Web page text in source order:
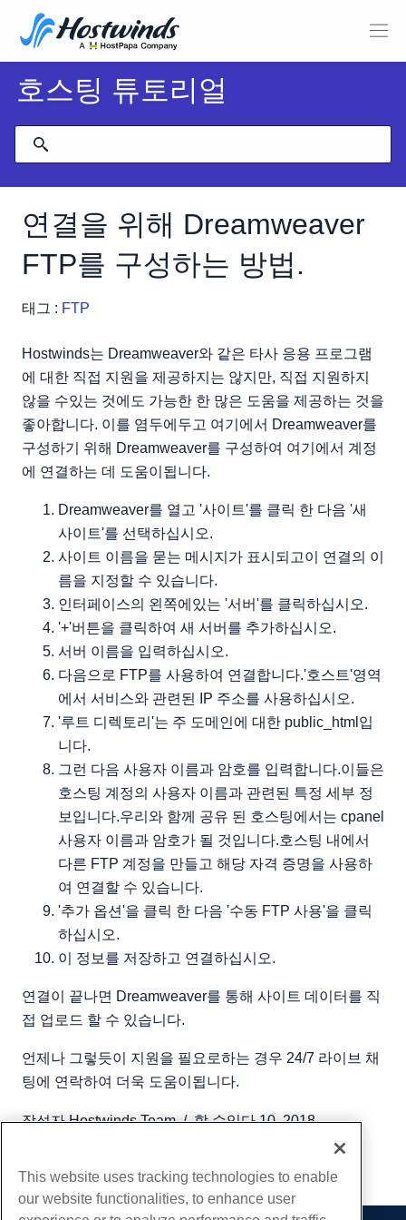
호스팅 튜토리얼
연결을 위해 Dreamweaver
FTP를 구성하는 방법.
태그 : FTP
Hostwinds는 Dreamweaver와 같은 타사 응용 프로그램
에 대한 직접 지원을 제공하지는 않지만, 직접 지원하지
않을 수있는 것에도 가능한 한 많은 도움을 제공하는 것을
좋아합니다. 이를 염두에두고 여기에서 Dreamweaver를
구성하기 위해 Dreamweaver를 구성하여 여기에서 계정
에 연결하는 데 도움이됩니다.
Dreamweaver를 열고 '사이트'를 클릭 한 다음 '새
사이트'를 선택하십시오.
사이트 이름을 묻는 메시지가 표시되고이 연결의 이
름을 지정할 수 있습니다.
인터페이스의 왼쪽에있는 '서버'를 클릭하십시오.
'+'버튼을 클릭하여 새 서버를 추가하십시오.
서버 이름을 입력하십시오.
다음으로 FTP를 사용하여 연결합니다.'호스트'영역
에서 서비스와 관련된 IP 주소를 사용하십시오.
'루트 디렉토리'는 주 도메인에 대한 public_html입
니다.
그런 다음 사용자 이름과 암호를 입력합니다.이들은
호스팅 계정의 사용자 이름과 관련된 특정 세부 정
보입니다.우리와 함께 공유 된 호스팅에서는 cpanel
사용자 이름과 암호가 될 것입니다.호스팅 내에서
다른 FTP 계정을 만들고 해당 자격 증명을 사용하
여 연결할 수 있습니다.
'추가 옵션'을 클릭 한 다음 '수동 FTP 사용'을 클릭
하십시오.
이 정보를 저장하고 연결하십시오.
연결이 끝나면 Dreamweaver를 통해 사이트 데이터를 직
접 업로드 할 수 있습니다.
언제나 그렇듯이 지원을 필요로하는 경우 24/7 라이브 채
팅에 연락하여 더욱 도움이됩니다.
작성자 Hostwinds Team/할 수있다 10, 2018
This website uses tracking technologies to enable
our website functionalities, to enhance user